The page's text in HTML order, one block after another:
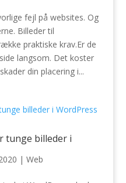
fejl på websites. Og
Billeder til
praktiske krav.Er de
langsom. Det koster
din placering i...
tunge billeder i
| Web